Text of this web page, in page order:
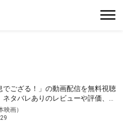
でござる！」の動画配信を無料視聴
ネタバレありのレビューや評価、キ
も
映画）